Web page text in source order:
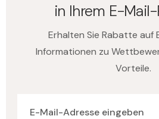
in Ihrem E-
Erhalten Sie Rabatte auf
Informationen zu
Vorteile.